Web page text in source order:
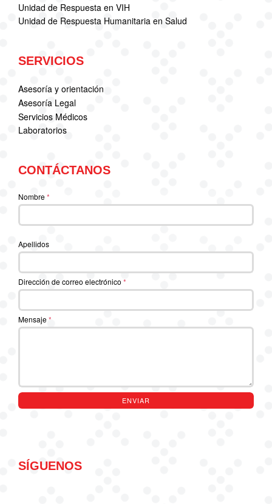
Unidad de Respuesta en VIH
Unidad de Respuesta Humanitaria en Salud
SERVICIOS
Asesoría y orientación
Asesoría Legal
Servicios Médicos
Laboratorios
CONTÁCTANOS
Nombre*
Apellidos
Dirección de correo electrónico *
Mensaje*
ENVIAR
SÍGUENOS